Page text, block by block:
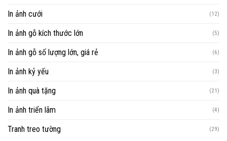
In ảnh cưới (12)
In ảnh gỗ kích thước lớn (5)
In ảnh gỗ số lượng lớn, giá rẻ (6)
In ảnh kỷ yếu (3)
In ảnh quà tặng (21)
In ảnh triển lãm (4)
Tranh treo tường (29)